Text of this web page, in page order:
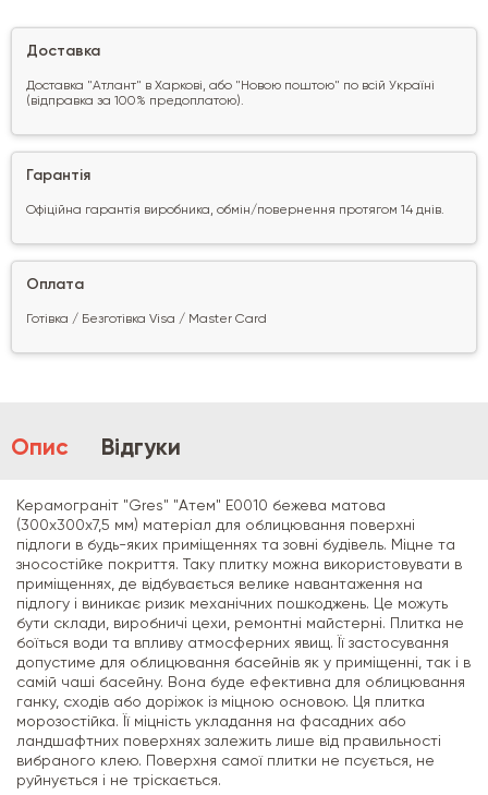
Доставка
Доставка "Атлант" в Харкові, або "Новою поштою" по всій Україні
(відправка за 100% предоплатою).
Гарантія
Офіційна гарантія виробника, обмін/повернення протягом 14 днів.
Оплата
Готівка / Безготівка Visa / Master Card
Опис Відгуки
Керамограніт "Gres" "Атем" E0010 бежева матова
(300х300х7,5 мм) матеріал для облицювання поверхні
підлоги в будь-яких приміщеннях та зовні будівель. Міцне та
зносостійке покриття. Таку плитку можна використовувати в
приміщеннях, де відбувається велике навантаження на
підлогу і виникає ризик механічних пошкоджень. Це можуть
бути склади, виробничі цехи, ремонтні майстерні. Плитка не
боїться води та впливу атмосферних явищ. Її застосування
допустиме для облицювання басейнів як у приміщенні, так і в
самій чаші басейну. Вона буде ефективна для облицювання
ганку, сходів або доріжок із міцною основою. Ця плитка
морозостійка. Її міцність укладання на фасадних або
ландшафтних поверхнях залежить лише від правильності
вибраного клею. Поверхня самої плитки не псується, не
руйнується і не тріскається.